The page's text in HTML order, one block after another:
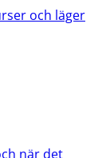
och läger
när det